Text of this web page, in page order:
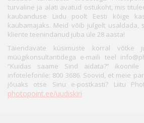
turvaline ja alati avatud ostukoht, mis
kaubanduse Liidu poolt Eesti kõige
kaubamajaks. Meid võib julgelt usaldada,
kliente teenindanud juba üle 28 aasta!
Täiendavate küsimuste korral võtke
müügikonsultantidega e-maili teel
“Kuidas saame Sind aidata?”
infotelefonile: 800 3686. Soovid, et meie
jõuaks otse Sinu e-postkasti? Liitu
photopoint.ee/uudiskiri